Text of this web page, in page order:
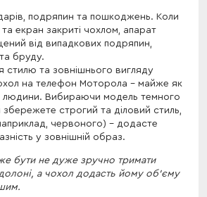
подряпин та пошкоджень. Коли
та екран закриті чохлом, апарат
від випадкових подряпин,
бруду.
стилю та зовнішнього вигляду
на телефон Моторола – майже як
людини. Вибираючи модель темного
строгий та діловий стиль,
червоного) – додасте
у зовнішній образ.
бути не дуже зручно тримати
а чохол додасть йому об'єму